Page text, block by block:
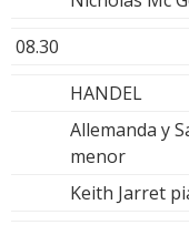
08.30
HANDEL
Allemanda y
menor
Keith Jarret